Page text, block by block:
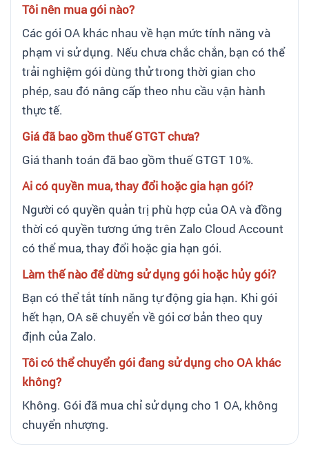
Tôi nên mua gói nào?
Các gói OA khác nhau về hạn mức tính năng và
phạm vi sử dụng. Nếu chưa chắc chắn, bạn có thể
trải nghiệm gói dùng thử trong thời gian cho
phép, sau đó nâng cấp theo nhu cầu vận hành
thực tế.
Giá đã bao gồm thuế GTGT chưa?
Giá thanh toán đã bao gồm thuế GTGT 10%.
Ai có quyền mua, thay đổi hoặc gia hạn gói?
Người có quyền quản trị phù hợp của OA và đồng
thời có quyền tương ứng trên Zalo Cloud Account
có thể mua, thay đổi hoặc gia hạn gói.
Làm thế nào để dừng sử dụng gói hoặc hủy gói?
Bạn có thể tắt tính năng tự động gia hạn. Khi gói
hết hạn, OA sẽ chuyển về gói cơ bản theo quy
định của Zalo.
Tôi có thể chuyển gói đang sử dụng cho OA khác
không?
Không. Gói đã mua chỉ sử dụng cho 1 OA, không
chuyển nhượng.